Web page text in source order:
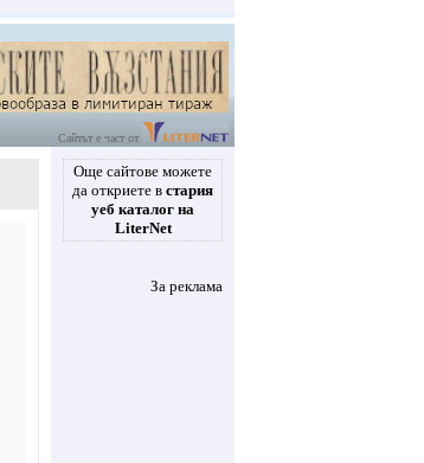
Сайтът е част от
Още сайтове можете
да откриете в стария
уеб каталог на
LiterNet
За реклама